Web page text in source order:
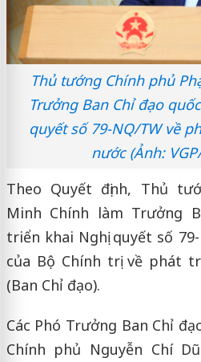
Thủ tướng Chính phủ
Trưởng Ban Chỉ đạo
quyết số 79-NQ/TW về
nước (Ảnh:
Theo Quyết định, Thủ
Minh Chính làm Trưởng
triển khai Nghị quyết số
của Bộ Chính trị về phát
(Ban Chỉ đạo).
Các Phó Trưởng Ban Chỉ
Chính phủ Nguyễn Chí